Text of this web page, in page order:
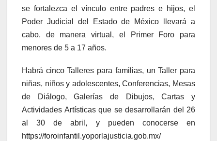
se fortalezca el vínculo entre padres e hijos, el
Poder Judicial del Estado de México llevará a
cabo, de manera virtual, el Primer Foro para
menores de 5 a 17 años.
Habrá cinco Talleres para familias, un Taller para
niñas, niños y adolescentes, Conferencias, Mesas
de Diálogo, Galerías de Dibujos, Cartas y
Actividades Artísticas que se desarrollarán del 26
al 30 de abril, y pueden conocerse en
https://foroinfantil.yoporlajusticia.gob.mx/